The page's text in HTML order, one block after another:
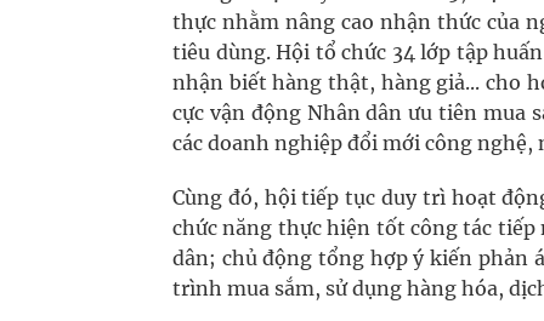
thực nhằm nâng cao nhận thức của
tiêu dùng. Hội tổ chức 34 lớp tập
nhận biết hàng thật, hàng giả... cho
cực vận động Nhân dân ưu tiên mua
các doanh nghiệp đổi mới công
Cùng đó, hội tiếp tục duy trì hoạt
chức năng thực hiện tốt công tác tiếp
dân; chủ động tổng hợp ý kiến phản
trình mua sắm, sử dụng hàng hóa,